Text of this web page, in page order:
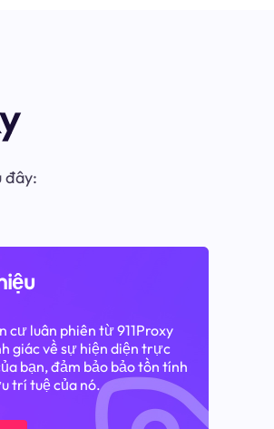
đây:
cư luân phiên từ 911Proxy
giác về sự hiện diện trực
bạn, đảm bảo bảo tồn tính
trí tuệ của nó.